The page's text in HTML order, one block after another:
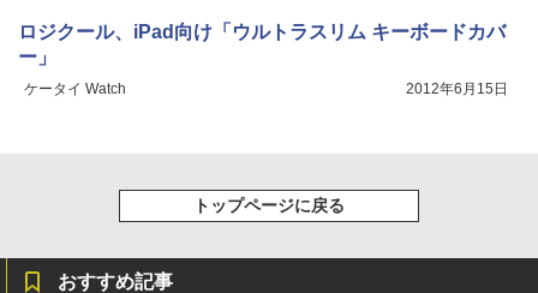
ロジクール、iPad向け「ウルトラスリム キーボードカバ
ー」
ケータイ Watch 2012年6月15日
トップページに戻る
おすすめ記事